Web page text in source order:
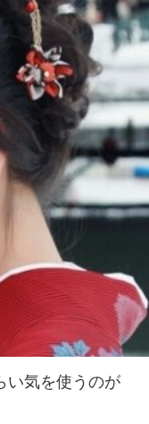
い気を使うのが